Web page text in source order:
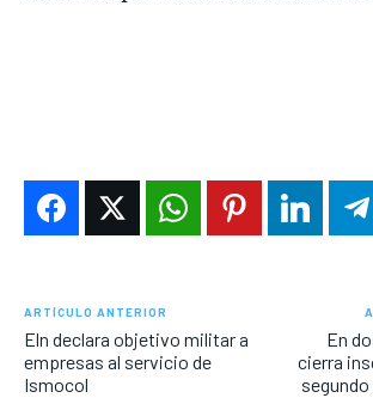
ARTÍCULO ANTERIOR
Eln declara objetivo militar a
empresas al servicio de
Ismocol
En
cierra